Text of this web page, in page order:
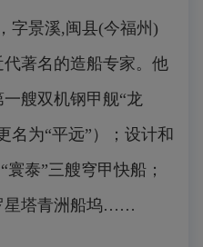
字景溪,闽县(今福州)
著名的造船专家。他
艘双机钢甲舰“龙
名为“平远”）；设计和
寰泰”三艘穹甲快船；
星塔青洲船坞……